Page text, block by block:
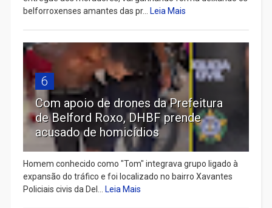
belforroxenses amantes das pr... Leia Mais
6
Com apoio de drones da Prefeitura
de Belford Roxo, DHBF prende
acusado de homicídios
Homem conhecido como "Tom" integrava grupo ligado à
expansão do tráfico e foi localizado no bairro Xavantes
Policiais civis da Del... Leia Mais